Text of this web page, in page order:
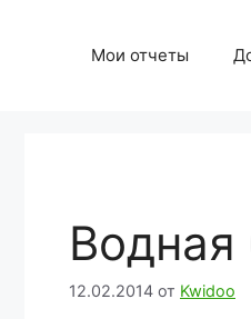
содержимому
Мои отчеты
Водная
12.02.2014 от Kwidoo